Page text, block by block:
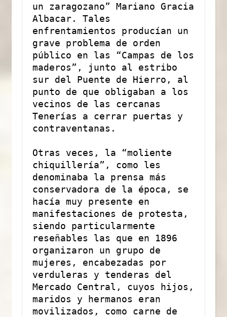
un zaragozano” Mariano Gracia
Albacar. Tales
enfrentamientos producían un
grave problema de orden
público en las “Campas de los
maderos”, junto al estribo
sur del Puente de Hierro, al
punto de que obligaban a los
vecinos de las cercanas
Tenerías a cerrar puertas y
contraventanas.
Otras veces, la “moliente
chiquillería”, como les
denominaba la prensa más
conservadora de la época, se
hacía muy presente en
manifestaciones de protesta,
siendo particularmente
reseñables las que en 1896
organizaron un grupo de
mujeres, encabezadas por
verduleras y tenderas del
Mercado Central, cuyos hijos,
maridos y hermanos eran
movilizados, como carne de